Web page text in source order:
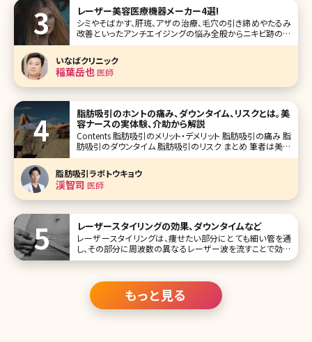
レーザー美容医療機器メーカー4選!
シミやそばかす、肝斑、アザの治療、毛穴の引き締めやたるみ
改善といったアンチエイジングの悩み全般からニキビ跡の改
善、イボやほくろの除去などの肌の悩みに対処できるのがレ
診する人の多くがレーザーの施術を受けていますが、これら
の治療器を生産しているメ
いなばクリニック
稲葉岳也医師
脂肪吸引のホントの痛み、ダウンタイム、リスクとは。美
容ナースの実体験、介助から解説
Contents 脂肪吸引のメリット・デメリット 脂肪吸引の痛み 脂
肪吸引のダウンタイム 脂肪吸引のリスク まとめ 筆者は美容
クリニックに勤務してから、様々な美容医療による治療を行
膚治療やスキンケ
脂肪吸引ラボトウキョウ
渓智司 医師
レーザースタイリングの効果、ダウンタイムなど
レーザースタイリングは、痩せたい部分にとても細い管を通
し、その部分に周波数の異なるレーザー波を流すことで効率
的に痩せることができる脂肪溶解施術です。 私たちの体の中
いるのが脂肪細胞です。
もっと見る